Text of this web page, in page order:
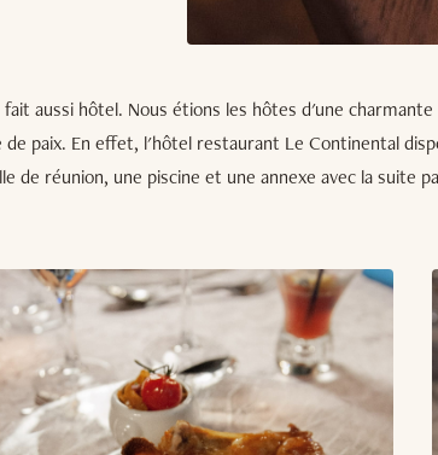
aussi hôtel. Nous étions les hôtes d'une
de paix. En effet, l'hôtel restaurant Le Continental
de réunion, une piscine et une annexe avec la suite